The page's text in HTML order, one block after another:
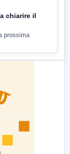
chiarire il
prossima